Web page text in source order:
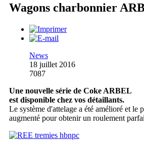
Wagons charbonnier
News
18 juillet 2016
7087
Une nouvelle série de Coke ARBEL
est disponible chez vos détaillants.
Le système d'attelage a été amélioré et le
augmenté pour obtenir un roulement